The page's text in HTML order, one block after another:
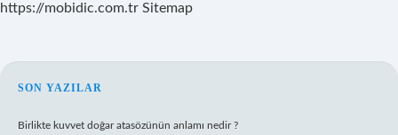
https://mobidic.com.tr Sitemap
SIDEBAR
SON YAZILAR
Birlikte kuvvet doğar atasözünün anlamı nedir ?